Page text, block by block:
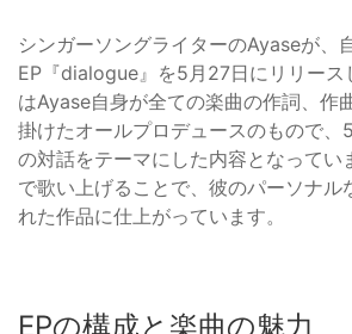
シンガーソングライターのAyaseが、
EP『dialogue』を5月27日にリリース
はAyase自身が全ての楽曲の作詞、作
掛けたオールプロデュースのもので、
の対話をテーマにした内容となってい
で歌い上げることで、彼のパーソナル
れた作品に仕上がっています。
EPの構成と楽曲の魅力